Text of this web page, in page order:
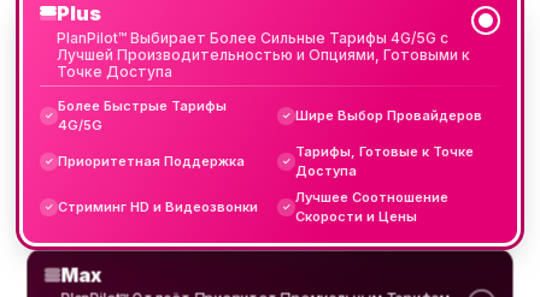
Plus
PlanPilot™ Выбирает Более Сильные Тарифы 4G/5G с
Лучшей Производительностью и Опциями, Готовыми к
Точке Доступа
✓
Более Быстрые Тарифы
4G/5G
✓ Шире Выбор Провайдеров
✓ Приоритетная Поддержка ✓
Тарифы, Готовые к Точке
Доступа
✓ Стриминг HD и Видеозвонки ✓
Лучшее Соотношение
Скорости и Цены
Max